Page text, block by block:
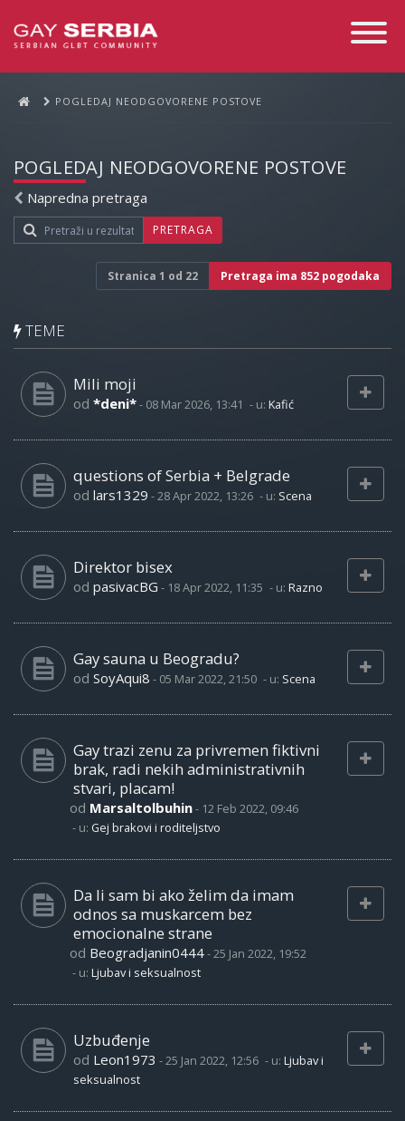
Toggle
POGLEDAJ NEODGOVORENE POSTOVE
POGLEDAJ NEODGOVORENE POSTOVE
Napredna pretraga
PRETRAGA
Stranica 1 od 22 Pretraga ima 852 pogodaka
TEME
Mili moji
od *deni*- 08 Mar 2026, 13:41 - u: Kafić
questions of Serbia + Belgrade
od lars1329 -28 Apr 2022, 13:26 - u: Scena
Direktor bisex
od pasivacBG - 18 Apr 2022, 11:35 - u: Razno
Gay sauna u Beogradu?
od SoyAqui8 - 05 Mar 2022, 21:50 - u: Scena
Gay trazi zenu za privremen fiktivni
brak, radi nekih administrativnih
stvari, placam!
od Marsaltolbuhin- 12 Feb 2022, 09:46
- u: Gej brakovi i roditeljstvo
Da li sam bi ako želim da imam
odnos sa muskarcem bez
emocionalne strane
od Beogradjanin0444-25 Jan 2022, 19:52
- u: Ljubav i seksualnost
Uzbuđenje
od Leon1973 -25 Jan 2022, 12:56 - u: Ljubav i
seksualnost